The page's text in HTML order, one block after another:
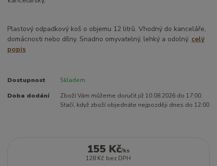
Plastový odpadkový koš o objemu 12 litrů. Vhodný do kanceláře,
domácnosti nebo dílny. Snadno omyvatelný, lehký a odolný. celý
popis
Dostupnost Skladem
Doba dodání
Zboží Vám můžeme doručit již 10.08.2026 do 17:00.
Stačí, když zboží objednáte nejpozději dnes do 12:00
155 Kč/ks
128 Kč bez DPH